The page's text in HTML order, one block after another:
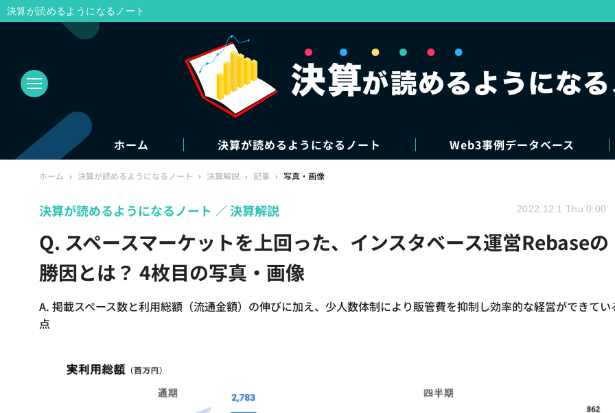
ホーム 決算が読めるようになるノート Web3事例データベース
ホーム › 決算が読めるようになるノート › 決算解説 › 記事 › 写真・画像
Q. スペースマーケットを上回った、インスタベース運営Rebaseの
勝因とは？​​ 4枚目の写真・画像
A. 掲載スペース数と利用総額（流通金額）の伸びに加え、少人数体制により販管費を抑制し効率的な経営ができてい
点
決算が読めるようになるノート 決算解説 2022.12.1 Thu 0:00
決算が読めるようになるノート